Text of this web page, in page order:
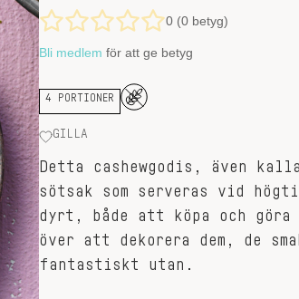
0 (0 betyg)
Bli medlem för att ge betyg
4 PORTIONER
GILLA
Detta cashewgodis, även
sötsak som serveras vid
dyrt, både att köpa och
över att dekorera dem, de
fantastiskt utan.